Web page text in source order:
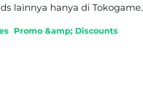
lainnya hanya di Tokogame.
Promo &amp; Discounts